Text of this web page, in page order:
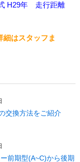
H29年 走行距離
細はスタッフま
交換方法をご紹介
前期型(A~C)から後期